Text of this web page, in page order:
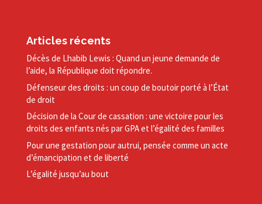
Articles récents
Décès de Lhabib Lewis : Quand un jeune demande de
l’aide, la République doit répondre.
Défenseur des droits : un coup de boutoir porté à l’État
de droit
Décision de la Cour de cassation : une victoire pour les
droits des enfants nés par GPA et l’égalité des familles
Pour une gestation pour autrui, pensée comme un acte
d’émancipation et de liberté
L’égalité jusqu’au bout